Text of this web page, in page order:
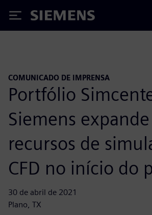
Siemens
COMUNICADO DE IMPRENSA
Portfólio
Siemens expande
recursos de
CFD no início do
30 de abril de 2021
Plano, TX